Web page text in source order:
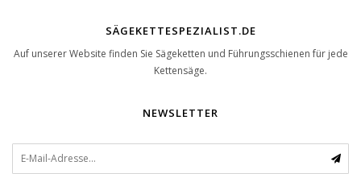
SÄGEKETTESPEZIALIST.DE
Auf unserer Website finden Sie Sägeketten und Führungsschienen für jede
Kettensäge.
NEWSLETTER